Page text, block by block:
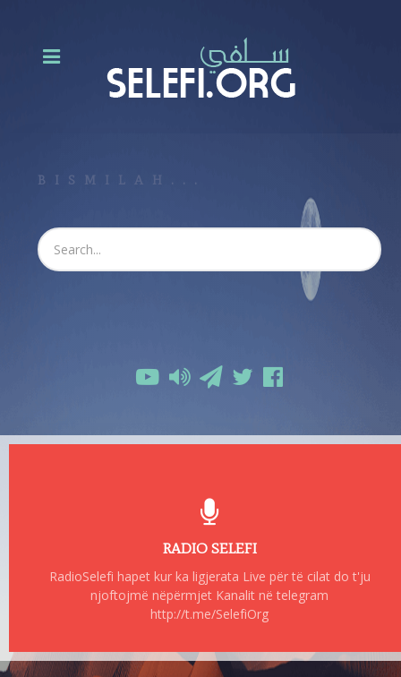
BISMILAH...
RADIO SELEFI
RadioSelefi hapet kur ka ligjerata Live për të cilat do t'ju
njoftojmë nëpërmjet Kanalit në telegram
http://t.me/SelefiOrg